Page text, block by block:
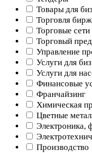
Товары для
Торговля
Торговые сети
Торговый
Управление
Услуги для
Услуги для
Финансовые
Франчайзинг
Химическая
Цветные
Электроника,
Производство